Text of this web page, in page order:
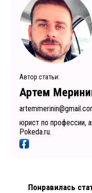
Автор статьи:
Артем
юрист по профессии,
Pokeda.ru.
Понравилась